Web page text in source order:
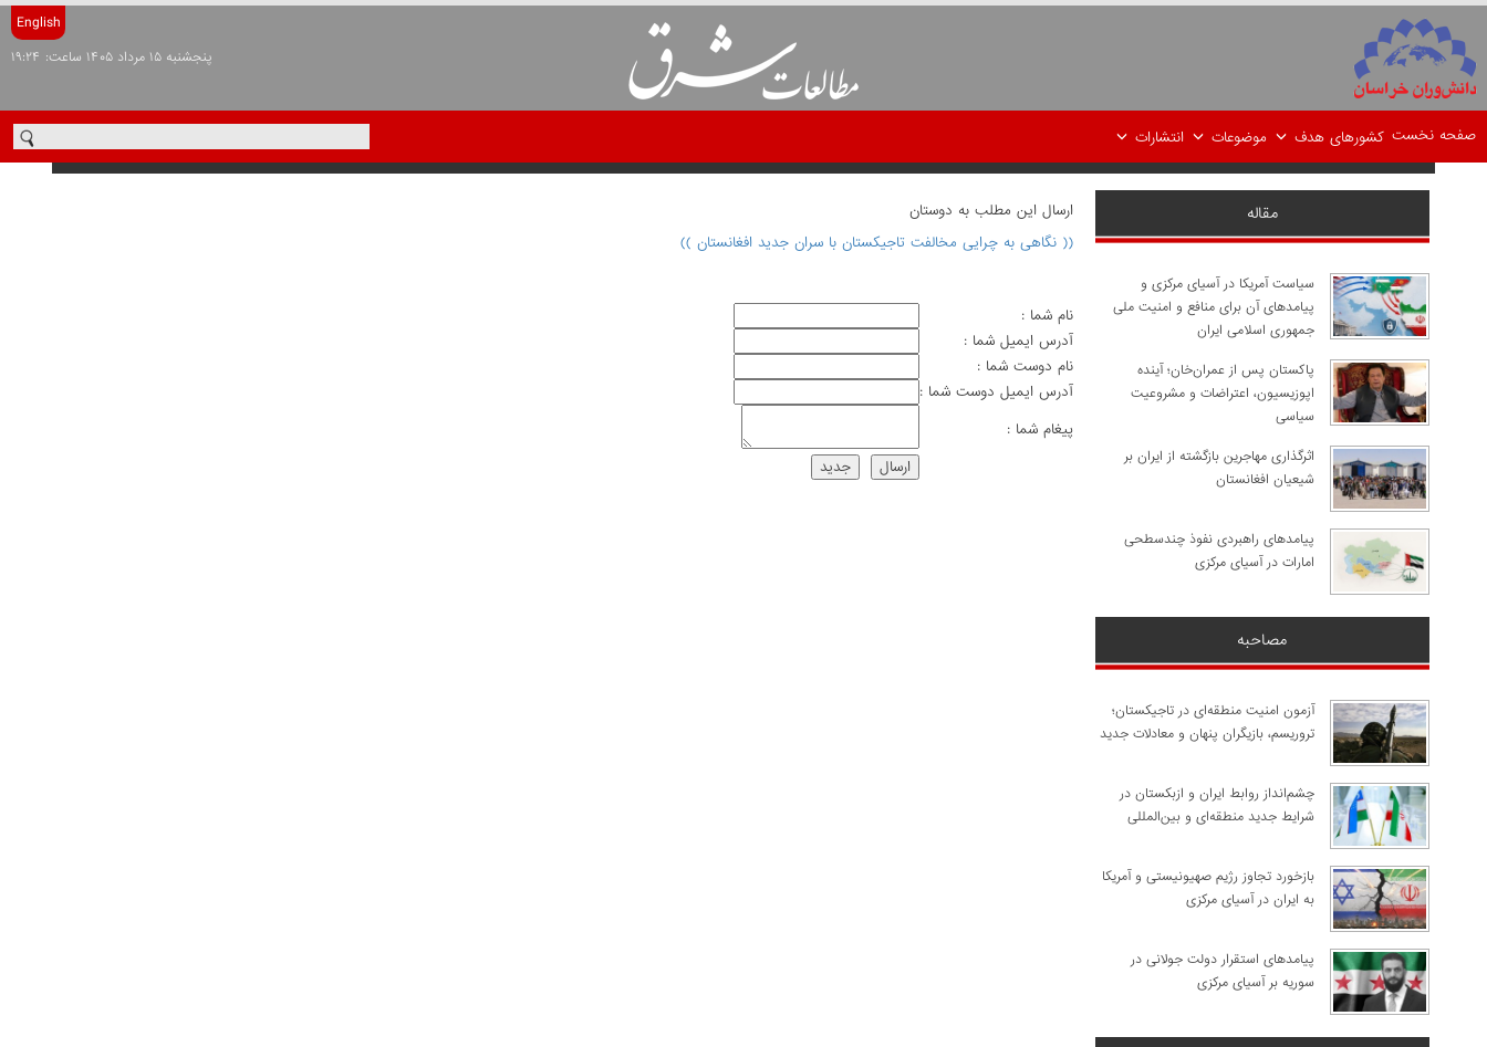
English
پنجشنبه ۱۵ مرداد ۱۴۰۵ ساعت: ۱۹:۲۴
صفحه نخست کشورهای هدف موضوعات انتشارات
مقاله
سیاست آمریکا در آسیای مرکزی و
پیامدهای آن برای منافع و امنیت ملی
جمهوری اسلامی ایران
پاکستان پس از عمران‌خان؛ آینده
اپوزیسیون، اعتراضات و مشروعیت
سیاسی
اثرگذاری مهاجرین بازگشته از ایران بر
شیعیان افغانستان
پیامدهای راهبردی نفوذ چندسطحی
امارات در آسیای مرکزی
مصاحبه
آزمون امنیت منطقه‌ای در تاجیکستان؛
تروریسم، بازیگران پنهان و معادلات جدید
چشم‌انداز روابط ایران و ازبکستان در
شرایط جدید منطقه‌ای و بین‌المللی
​بازخورد تجاوز رژیم صهیونیستی و آمریکا
به ایران در آسیای مرکزی
پیامدهای استقرار دولت جولانی در
سوریه بر آسیای مرکزی
ارسال اين مطلب به دوستان
(( نگاهی به چرایی مخالفت تاجیکستان با سران جدید افغانستان ))
نام شما :
آدرس ايميل شما :
نام دوست شما :
آدرس ايميل دوست شما :
پيغام شما :
ارسال
جديد